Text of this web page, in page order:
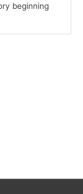
beginning